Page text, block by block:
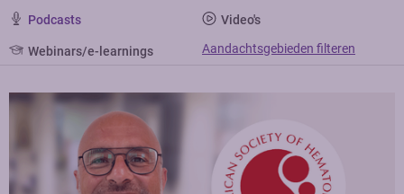
Podcasts Video's
Webinars/e-learnings Aandachtsgebieden filteren